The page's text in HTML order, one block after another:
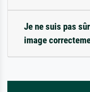
Je ne suis pas
image